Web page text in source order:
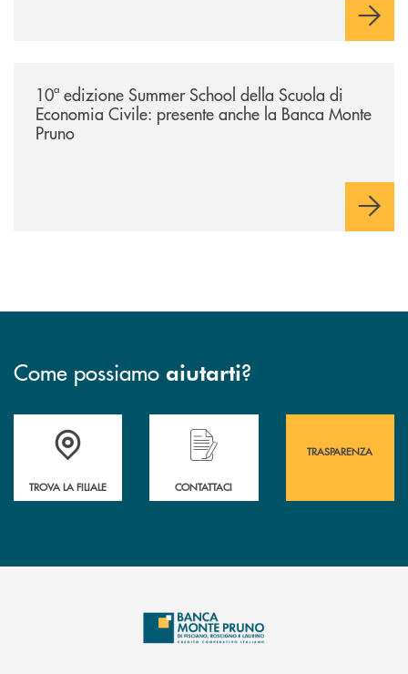
10ª edizione Summer School della Scuola di
Economia Civile: presente anche la Banca Monte
Pruno
Come possiamo aiutarti?
Accedi all' elenco completo&nbsp; delle&nbsp; filiali&nbsp; di Banca
TROVA LA FILIALE
Hai bisogno di assistenza immediata?
CONTATTACI
TRASPARENZA